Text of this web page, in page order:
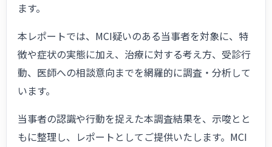
ます。
本レポートでは、MCI疑いのある当事者を対象に、特
徴や症状の実態に加え、治療に対する考え方、受診行
動、医師への相談意向までを網羅的に調査・分析して
います。
当事者の認識や行動を捉えた本調査結果を、示唆とと
もに整理し、レポートとしてご提供いたします。MCI